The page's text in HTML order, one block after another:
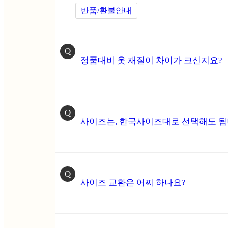
반품/환불안내
Q
정품대비 옷 재질이 차이가 크신지요?
Q
사이즈는, 한국사이즈대로 선택해도
Q
사이즈 교환은 어찌 하나요?